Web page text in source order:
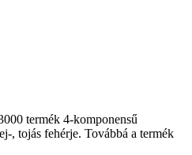
termék 4-komponensű
, tojás fehérje. Továbbá a termék